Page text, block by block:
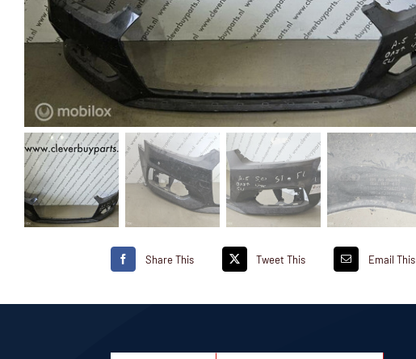
Share This Tweet This Email This